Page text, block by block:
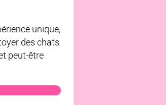
unique,
des chats
peut-être